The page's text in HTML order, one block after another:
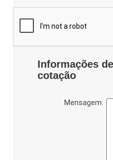
Informações
cotação
Mensagem: